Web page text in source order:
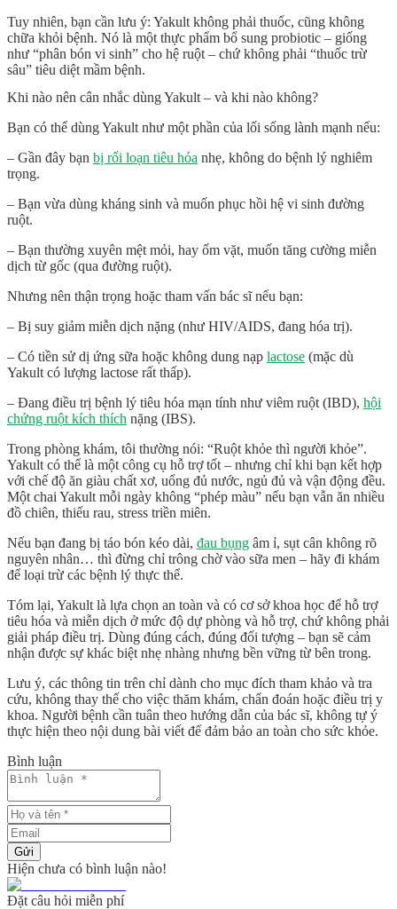
Tuy nhiên, bạn cần lưu ý: Yakult không phải thuốc, cũng không
chữa khỏi bệnh. Nó là một thực phẩm bổ sung probiotic – giống
như “phân bón vi sinh” cho hệ ruột – chứ không phải “thuốc trừ
sâu” tiêu diệt mầm bệnh.
Khi nào nên cân nhắc dùng Yakult – và khi nào không?
Bạn có thể dùng Yakult như một phần của lối sống lành mạnh nếu:
– Gần đây bạn bị rối loạn tiêu hóa nhẹ, không do bệnh lý nghiêm
trọng.
– Bạn vừa dùng kháng sinh và muốn phục hồi hệ vi sinh đường
ruột.
– Bạn thường xuyên mệt mỏi, hay ốm vặt, muốn tăng cường miễn
dịch từ gốc (qua đường ruột).
Nhưng nên thận trọng hoặc tham vấn bác sĩ nếu bạn:
– Bị suy giảm miễn dịch nặng (như HIV/AIDS, đang hóa trị).
– Có tiền sử dị ứng sữa hoặc không dung nạp lactose (mặc dù
Yakult có lượng lactose rất thấp).
– Đang điều trị bệnh lý tiêu hóa mạn tính như viêm ruột (IBD), hội
chứng ruột kích thích nặng (IBS).
Trong phòng khám, tôi thường nói: “Ruột khỏe thì người khỏe”.
Yakult có thể là một công cụ hỗ trợ tốt – nhưng chỉ khi bạn kết hợp
với chế độ ăn giàu chất xơ, uống đủ nước, ngủ đủ và vận động đều.
Một chai Yakult mỗi ngày không “phép màu” nếu bạn vẫn ăn nhiều
đồ chiên, thiếu rau, stress triền miên.
Nếu bạn đang bị táo bón kéo dài, đau bụng âm ỉ, sụt cân không rõ
nguyên nhân… thì đừng chỉ trông chờ vào sữa men – hãy đi khám
để loại trừ các bệnh lý thực thể.
Tóm lại, Yakult là lựa chọn an toàn và có cơ sở khoa học để hỗ trợ
tiêu hóa và miễn dịch ở mức độ dự phòng và hỗ trợ, chứ không phải
giải pháp điều trị. Dùng đúng cách, đúng đối tượng – bạn sẽ cảm
nhận được sự khác biệt nhẹ nhàng nhưng bền vững từ bên trong.
Lưu ý, các thông tin trên chỉ dành cho mục đích tham khảo và tra
cứu, không thay thế cho việc thăm khám, chẩn đoán hoặc điều trị y
khoa. Người bệnh cần tuân theo hướng dẫn của bác sĩ, không tự ý
thực hiện theo nội dung bài viết để đảm bảo an toàn cho sức khỏe.
Bình luận
Gửi
Hiện chưa có bình luận nào!
Đặt câu hỏi miễn phí